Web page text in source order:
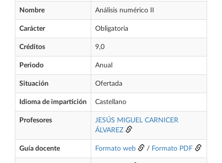
Nombre Análisis numérico II
Carácter Obligatoria
Créditos 9,0
Periodo Anual
Situación Ofertada
Idioma de impartición Castellano
Profesores
JESÚS MIGUEL CARNICER
ÁLVAREZ
Guía docente Formato web / Formato PDF